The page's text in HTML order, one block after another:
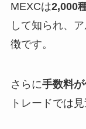
MEXCは2,000
して知られ、
徴です。
さらに手数料
トレードでは